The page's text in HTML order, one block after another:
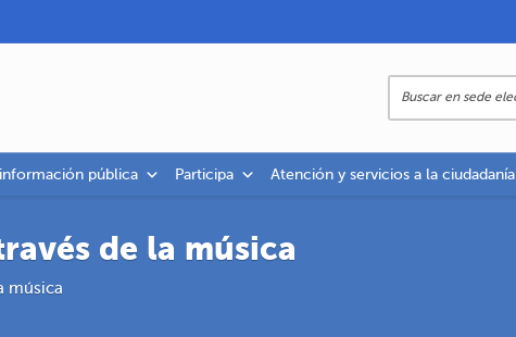
información pública Participa Atención y servicios a la ciudadanía
de la música
música